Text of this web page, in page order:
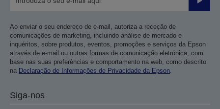
Enviar
Ao enviar o seu endereço de e-mail, autoriza a receção de
comunicações de marketing, incluindo análise de mercado e
inquéritos, sobre produtos, eventos, promoções e serviços da Epson
através de e-mail ou outras formas de comunicação eletrónica, com
base nas suas preferências e comportamento na web, como descrito
na Declaração de Informações de Privacidade da Epson.
Siga-nos